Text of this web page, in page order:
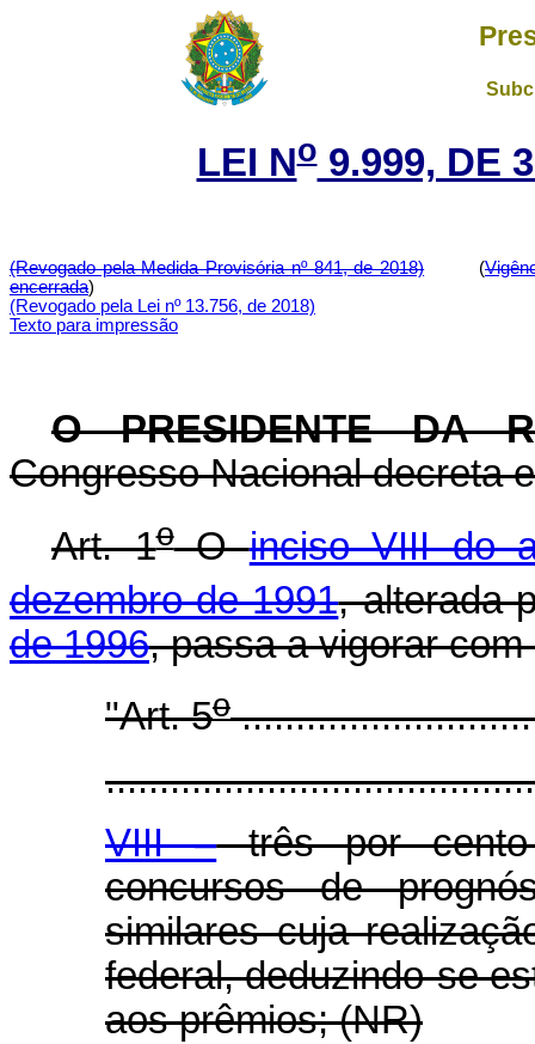
LEI No9.999, DE
(Revogado pela Medida Provisória nº 841, de 2018)(
encerrada)
(Revogado pela Lei nº 13.756, de 2018)
Texto para impressão
O PRESIDENTE DA
Congresso Nacional decreta
Art. 1oOinciso VIII do
dezembro de 1991, alterada
de 1996, passa a vigorar
"Art. 5o
VIII –três por cento
concursos de
similares cuja
federal, deduzindo-se
aos prêmios; (NR)